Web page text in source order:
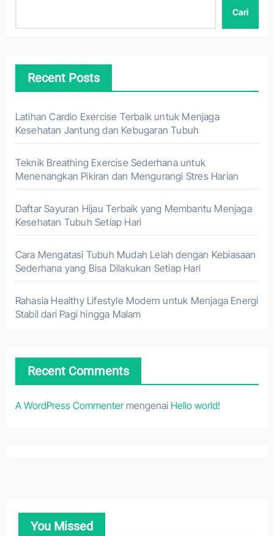
Cari
Recent Posts
Latihan Cardio Exercise Terbaik untuk Menjaga
Kesehatan Jantung dan Kebugaran Tubuh
Teknik Breathing Exercise Sederhana untuk
Menenangkan Pikiran dan Mengurangi Stres Harian
Daftar Sayuran Hijau Terbaik yang Membantu Menjaga
Kesehatan Tubuh Setiap Hari
Cara Mengatasi Tubuh Mudah Lelah dengan Kebiasaan
Sederhana yang Bisa Dilakukan Setiap Hari
Rahasia Healthy Lifestyle Modern untuk Menjaga Energi
Stabil dari Pagi hingga Malam
Recent Comments
A WordPress Commentermengenai Hello world!
You Missed